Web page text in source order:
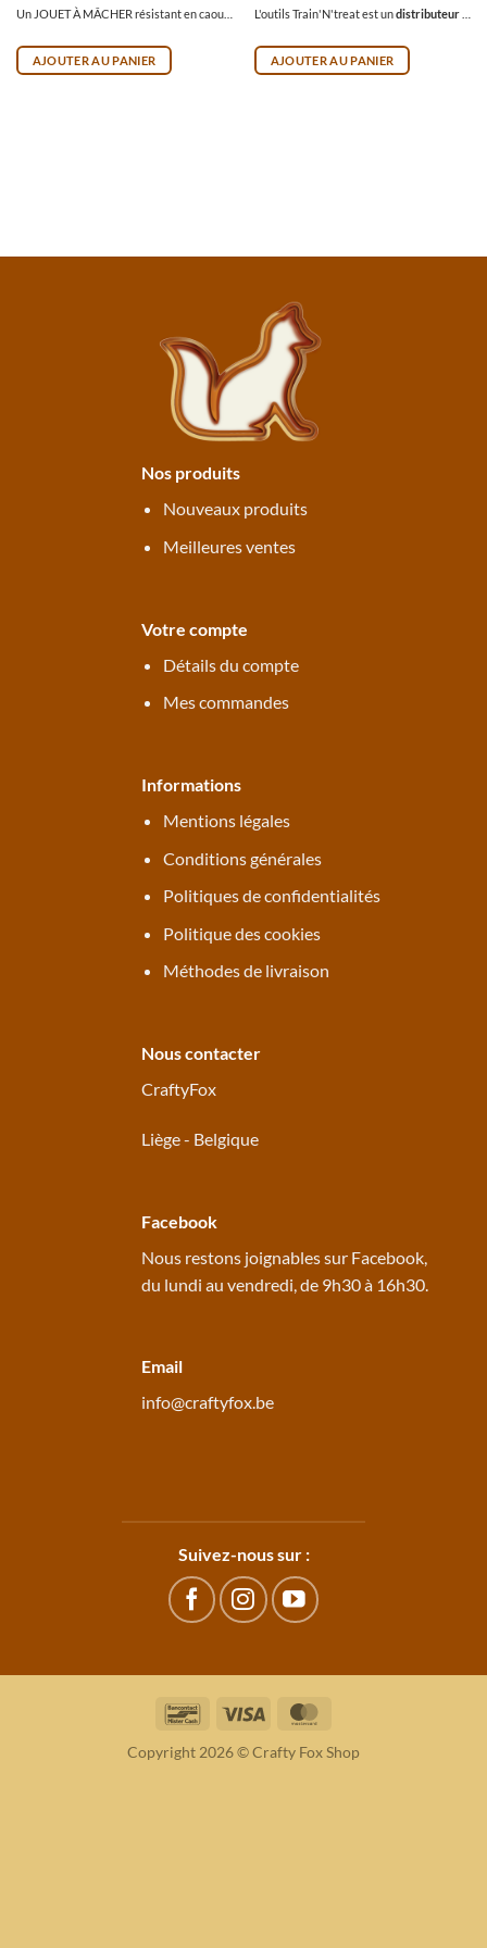
sur 5
Un JOUET À MÂCHER résistant en caoutchouc. Il est conçu pour résister aux mastiqueurs acharnés! Dans ce jouet, vous pourrez insérer des friandises telles que des biscuits ou de la nourriture. Venez en apprendre plus à son sujet!
AJOUTER AU PANIER
Note sur 5
L'outils Train'N'treat est undistributeurde nourriture qui vous permet de travailler votre chien de façon fun, positive et écologique, tout en gardant les mains propres! Fabriqué en Finlande par une petite entreprise familiale, il est garanti deux ans et très solide!
AJOUTER AU PANIER
Nos produits
Nouveaux produits
Meilleures ventes
Votre compte
Détails du compte
Mes commandes
Informations
Mentions légales
Conditions générales
Politiques de confidentialités
Politique des cookies
Méthodes de livraison
Nous contacter
CraftyFox
Liège - Belgique
Facebook
Nous restons joignables sur Facebook,
du lundi au vendredi, de 9h30 à 16h30.
Email
info@craftyfox.be
Suivez-nous sur :
BancontactVisa
Copyright 2026 © Crafty Fox Shop